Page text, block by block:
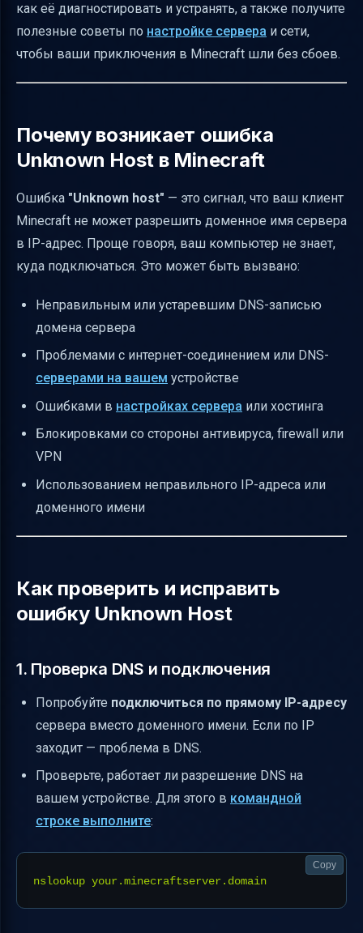
Minecraft серверов
Как подключить домен к Minecraft серверу
и избежать Unknown Host
Проверка открытых портов и доступности
Заключение
Полезные ссылки
как её диагностировать и устранять, а также получите
полезные советы по настройке сервера и сети,
чтобы ваши приключения в Minecraft шли без сбоев.
Почему возникает ошибка
Unknown Host в Minecraft
Ошибка "Unknown host" — это сигнал, что ваш клиент
Minecraft не может разрешить доменное имя сервера
в IP-адрес. Проще говоря, ваш компьютер не знает,
куда подключаться. Это может быть вызвано:
Неправильным или устаревшим DNS-записью
домена сервера
Проблемами с интернет-соединением или DNS-
серверами на вашем устройстве
Ошибками в настройках сервера или хостинга
Блокировками со стороны антивируса, firewall или
VPN
Использованием неправильного IP-адреса или
доменного имени
Как проверить и исправить
ошибку Unknown Host
1. Проверка DNS и подключения
Попробуйте подключиться по прямому IP-адресу
сервера вместо доменного имени. Если по IP
заходит — проблема в DNS.
Проверьте, работает ли разрешение DNS на
вашем устройстве. Для этого в командной
строке выполните:
Copy